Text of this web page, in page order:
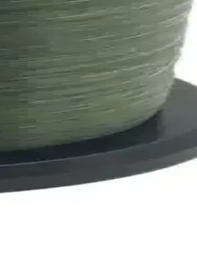
daha uygun olduğunu göstermek için
Her iki ürün de yüksek kullanıcı
içeriği ve okuyucu değerlendirmeleriyle
balık avında en uygun seçim yapmanıza